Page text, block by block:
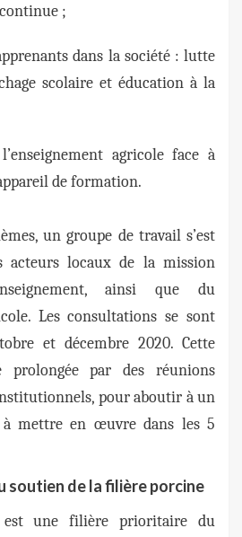
;
dans la société : lutte
scolaire et éducation à la
agricole face à
de formation.
un groupe de travail s’est
acteurs locaux de la mission
ainsi que du
Les consultations se sont
et décembre 2020. Cette
prolongée par des réunions
pour aboutir à un
mettre en œuvre dans les 5
soutien de la filière porcine
une filière prioritaire du